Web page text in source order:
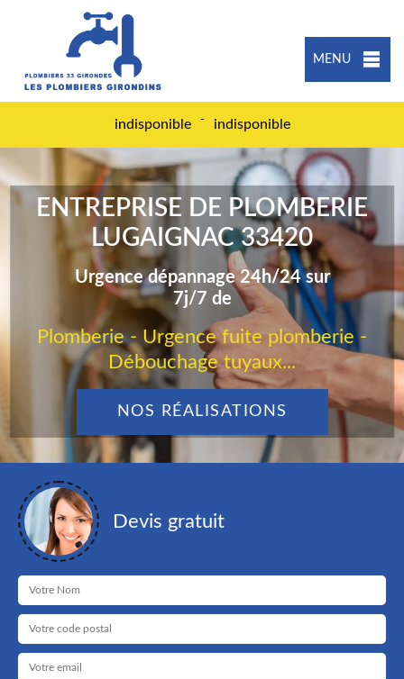
MENU
indisponible - indisponible
ENTREPRISE DE PLOMBERIE
LUGAIGNAC 33420
Urgence dépannage 24h/24 sur
7j/7 de
Plomberie - Urgence fuite plomberie -
Débouchage tuyaux...
NOS RÉALISATIONS
Devis gratuit